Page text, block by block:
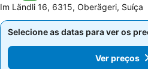
Im Ländli 16, 6315, Oberägeri, Suíça
Selecione as datas para ver os
Ver
Selecione as datas para ver os
Ver preços